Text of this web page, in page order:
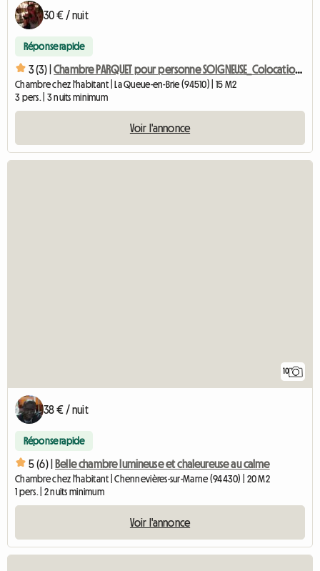
30 € / nuit
Réponse rapide
3 (3) | Chambre PARQUET pour personne SOIGNEUSE_Colocation sympa à 3
Chambre chez l'habitant | La Queue-en-Brie (94510) | 15 M2
3 pers. | 3 nuits minimum
Voir l'annonce
10
38 € / nuit
Réponse rapide
5 (6) | Belle chambre lumineuse et chaleureuse au calme
Chambre chez l'habitant | Chennevières-sur-Marne (94430) | 20 M2
1 pers. | 2 nuits minimum
Voir l'annonce